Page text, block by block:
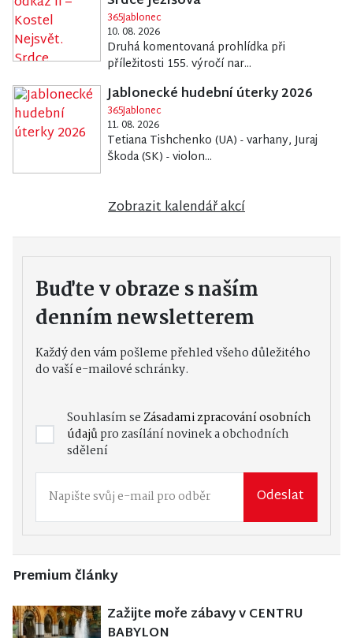
365Jablonec
10. 08. 2026
Druhá komentovaná prohlídka při
příležitosti 155. výročí nar...
Jablonecké hudební úterky 2026
365Jablonec
11. 08. 2026
Tetiana Tishchenko (UA) - varhany, Juraj
Škoda (SK) - violon...
Zobrazit kalendář akcí
Buďte v obraze s naším
denním newsletterem
Každý den vám pošleme přehled všeho důležitého
do vaší e-mailové schránky.
Souhlasím seZásadami zpracování osobních
údajůpro zasílání novinek a obchodních
sdělení
Odeslat
Premium články
Zažijte moře zábavy v CENTRU
BABYLON